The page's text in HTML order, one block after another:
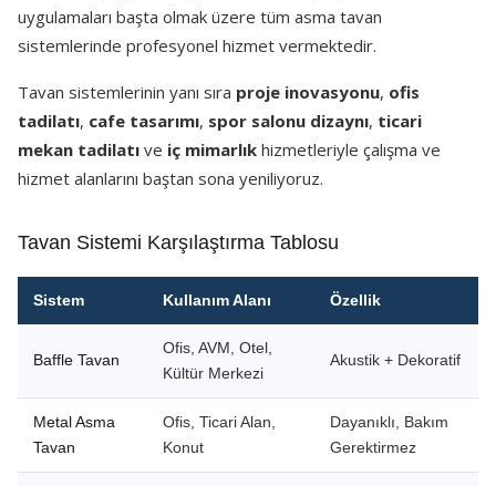
uygulamaları başta olmak üzere tüm asma tavan
sistemlerinde profesyonel hizmet vermektedir.
Tavan sistemlerinin yanı sıra proje inovasyonu, ofis
tadilatı, cafe tasarımı, spor salonu dizaynı, ticari
mekan tadilatı ve iç mimarlık hizmetleriyle çalışma ve
hizmet alanlarını baştan sona yeniliyoruz.
Tavan Sistemi Karşılaştırma Tablosu
Sistem Kullanım Alanı Özellik
Baffle Tavan
Ofis, AVM, Otel,
Kültür Merkezi
Akustik + Dekoratif
Metal Asma
Tavan
Ofis, Ticari Alan,
Konut
Dayanıklı, Bakım
Gerektirmez